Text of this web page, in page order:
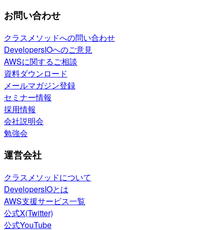
お問い合わせ
クラスメソッドへの問い合わせ
DevelopersIOへのご意見
AWSに関するご相談
資料ダウンロード
メールマガジン登録
セミナー情報
採用情報
会社説明会
勉強会
運営会社
クラスメソッドについて
DevelopersIOとは
AWS支援サービス一覧
公式X(Twitter)
公式YouTube